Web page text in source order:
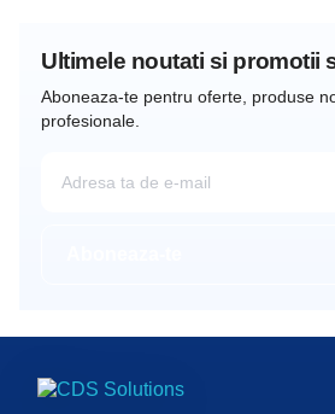
Ultimele noutati si promotii